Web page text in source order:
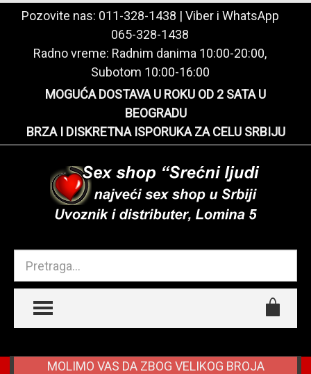
Pozovite nas: 011-328-1438 | Viber i WhatsApp
065-328-1438
Radno vreme: Radnim danima 10:00-20:00,
Subotom 10:00-16:00
MOGUĆA DOSTAVA U ROKU OD 2 SATA U
BEOGRADU
BRZA I DISKRETNA ISPORUKA ZA CELU SRBIJU
TOGGLE MENU
MOLIMO VAS DA ZBOG VELIKOG BROJA